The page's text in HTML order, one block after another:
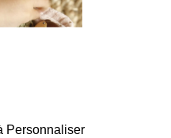
Personnaliser